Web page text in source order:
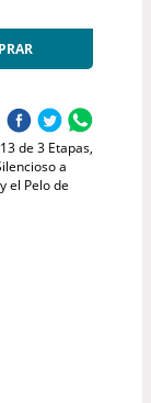
de 3 Etapas,
a
el Pelo de